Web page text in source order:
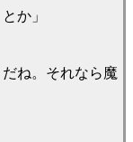
か」
ね。それなら魔